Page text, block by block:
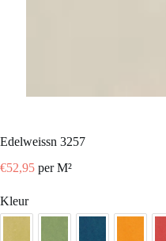
edelweissn 3257
€52,95 per M²
Kleur